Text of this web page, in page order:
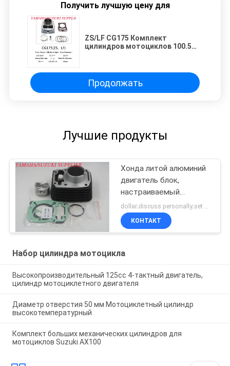
Получить лучшую цену для
ZS/LF CG175 Комплект
цилиндров мотоциклов 100.5
Продолжать
Лучшие продукты
Хонда литой алюминий
двигатель блок,
настраиваемый
мотоциклет цилиндр
блок
dollar;discuss personally;set MOQ:Переговоры
КОНТАКТ
Набор цилиндра мотоцикла
Высокопроизводительный 125cc 4-тактный двигатель,
цилиндр мотоциклетного двигателя
Диаметр отверстия 50 мм Мотоциклетный цилиндр
высокотемпературный
Комплект больших механических цилиндров для
мотоциклов Suzuki AX100